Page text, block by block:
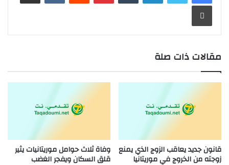
طباعة
مقالات ذات صلة
قانون جديد يعاقب الزوج الذي يمنع
زوجته من الخروج في موريتانيا
وفاة ثلاث حوامل موريتانيات يثير
قلق السكان ويفجر الغضب